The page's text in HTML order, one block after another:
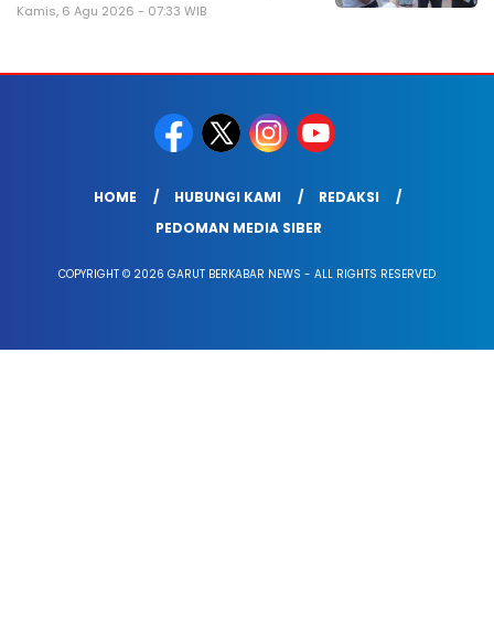
Kamis, 6 Agu 2026 - 07:33 WIB
HOME HUBUNGI KAMI
REDAKSI
PEDOMAN MEDIA SIBER
COPYRIGHT © 2026 GARUT BERKABAR NEWS - ALL RIGHTS RESERVED